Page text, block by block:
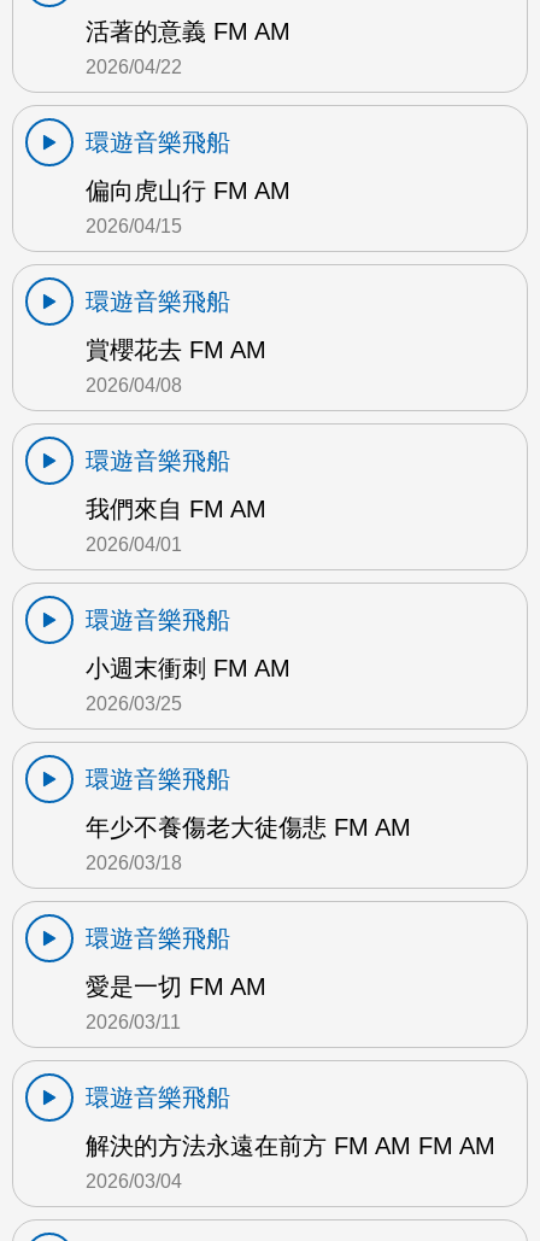
活著的意義 FM AM
2026/04/22
環遊音樂飛船
偏向虎山行 FM AM
2026/04/15
環遊音樂飛船
賞櫻花去 FM AM
2026/04/08
環遊音樂飛船
我們來自 FM AM
2026/04/01
環遊音樂飛船
小週末衝刺 FM AM
2026/03/25
環遊音樂飛船
年少不養傷老大徒傷悲 FM AM
2026/03/18
環遊音樂飛船
愛是一切 FM AM
2026/03/11
環遊音樂飛船
解決的方法永遠在前方 FM AM FM AM
2026/03/04